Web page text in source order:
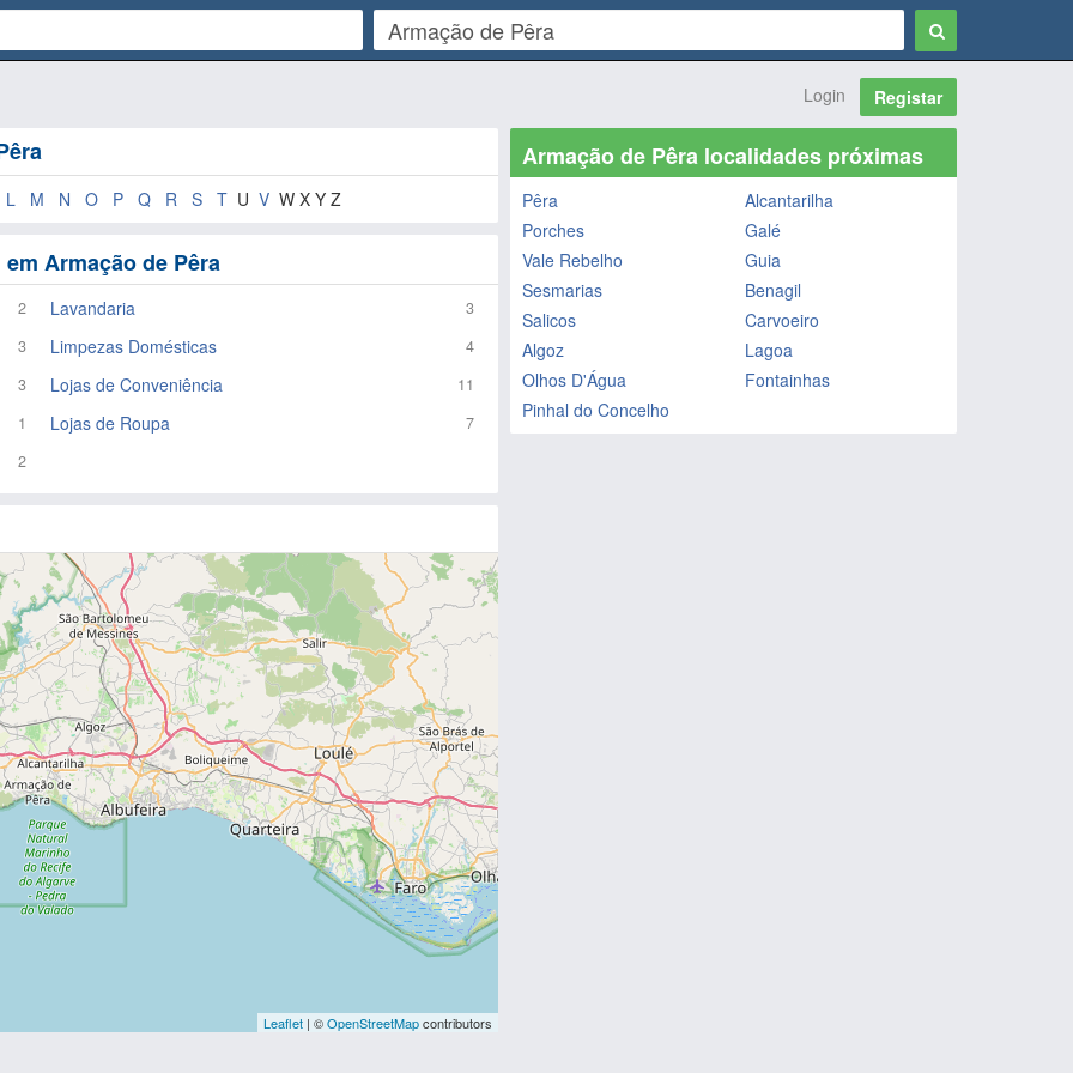
Login Registar
L M N O P Q R S T U V W X Y Z
Armação de Pêra
2 Lavandaria
3
3
Limpezas Domésticas
4
3
Lojas de Conveniência
11
1
Lojas de Roupa
7
2
Leaflet| ©OpenStreetMapcontributors
Armação de Pêra localidades próximas
Pêra
Alcantarilha
Porches
Galé
Vale Rebelho
Guia
Sesmarias
Benagil
Salicos
Carvoeiro
Algoz
Lagoa
Olhos D'Água
Fontainhas
Pinhal do Concelho